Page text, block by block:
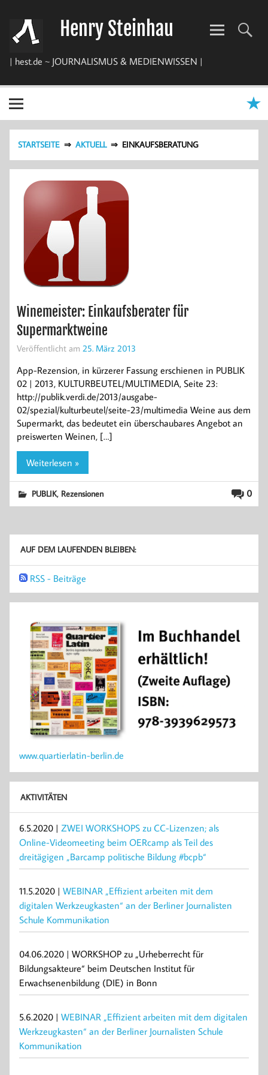
springen
Henry Steinhau
| hest.de ~ JOURNALISMUS & MEDIENWISSEN |
STARTSEITE AKTUELL EINKAUFSBERATUNG
Winemeister: Einkaufsberater für
Supermarktweine
Veröffentlicht am 25. März 2013
App-Rezension, in kürzerer Fassung erschienen in PUBLIK
02 | 2013, KULTURBEUTEL/MULTIMEDIA, Seite 23:
http://publik.verdi.de/2013/ausgabe-
02/spezial/kulturbeutel/seite-23/multimedia Weine aus dem
Supermarkt, das bedeutet ein überschaubares Angebot an
preiswerten Weinen, […]
Weiterlesen »
0
PUBLIK, Rezensionen
AUF DEM LAUFENDEN BLEIBEN:
RSS - Beiträge
www.quartierlatin-berlin.de
AKTIVITÄTEN
6.5.2020 | ZWEI WORKSHOPS zu CC-Lizenzen; als
Online-Videomeeting beim OERcamp als Teil des
dreitägigen „Barcamp politische Bildung #bcpb“
11.5.2020 | WEBINAR „Effizient arbeiten mit dem
digitalen Werkzeugkasten“ an der Berliner Journalisten
Schule Kommunikation
04.06.2020 | WORKSHOP zu „Urheberrecht für
Bildungsakteure“ beim Deutschen Institut für
Erwachsenenbildung (DIE) in Bonn
5.6.2020 | WEBINAR „Effizient arbeiten mit dem digitalen
Werkzeugkasten“ an der Berliner Journalisten Schule
Kommunikation